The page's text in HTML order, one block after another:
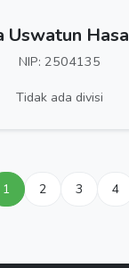
Uswatun
NIP: 2504135
Tidak ada divisi
1 2 3 4